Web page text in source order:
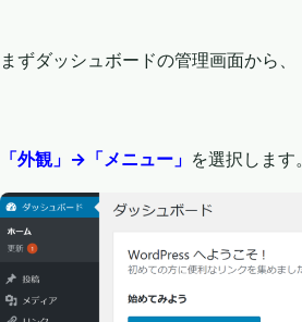
まずダッシュボードの管理画面から、
「外観」→「メニュー」 を選択します。